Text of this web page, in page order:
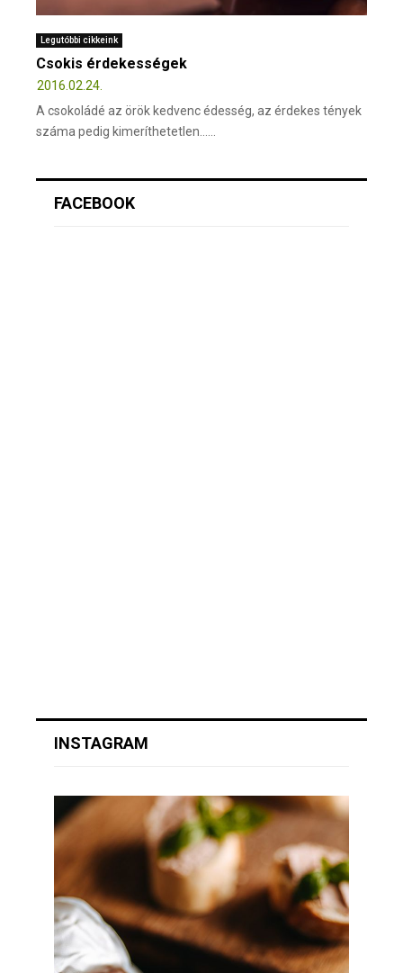
Legutóbbi cikkeink
Csokis érdekességek
2016.02.24.
A csokoládé az örök kedvenc édesség, az érdekes tények
száma pedig kimeríthetetlen…...
FACEBOOK
INSTAGRAM